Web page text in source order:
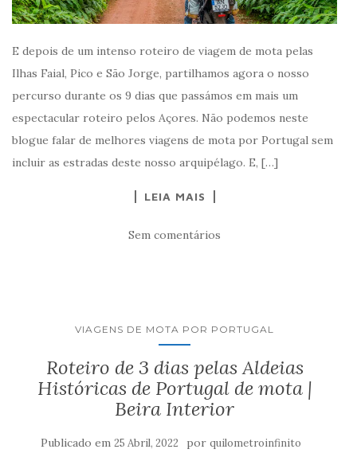
E depois de um intenso roteiro de viagem de mota pelas
Ilhas Faial, Pico e São Jorge, partilhamos agora o nosso
percurso durante os 9 dias que passámos em mais um
espectacular roteiro pelos Açores. Não podemos neste
blogue falar de melhores viagens de mota por Portugal sem
incluir as estradas deste nosso arquipélago. E, […]
LEIA MAIS
Sem comentários
VIAGENS DE MOTA POR PORTUGAL
Roteiro de 3 dias pelas Aldeias
Históricas de Portugal de mota |
Beira Interior
Publicado em 25 Abril, 2022 por quilometroinfinito